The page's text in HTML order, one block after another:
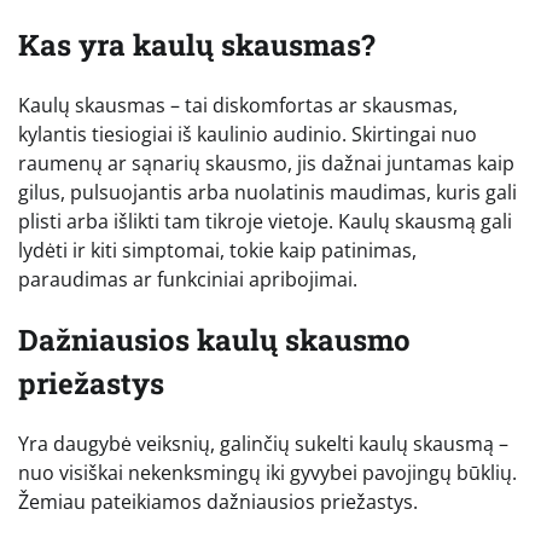
Kas yra kaulų skausmas?
Kaulų skausmas – tai diskomfortas ar skausmas,
kylantis tiesiogiai iš kaulinio audinio. Skirtingai nuo
raumenų ar sąnarių skausmo, jis dažnai juntamas kaip
gilus, pulsuojantis arba nuolatinis maudimas, kuris gali
plisti arba išlikti tam tikroje vietoje. Kaulų skausmą gali
lydėti ir kiti simptomai, tokie kaip patinimas,
paraudimas ar funkciniai apribojimai.
Dažniausios kaulų skausmo
priežastys
Yra daugybė veiksnių, galinčių sukelti kaulų skausmą –
nuo visiškai nekenksmingų iki gyvybei pavojingų būklių.
Žemiau pateikiamos dažniausios priežastys.